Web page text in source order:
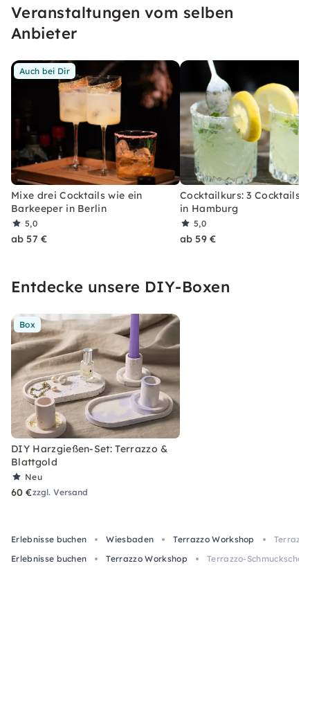
erleben, welches Du so schnell nicht vergessen
wirst.
Veranstaltungen vom selben
Anbieter
Auch bei Dir
Mixe drei Cocktails wie ein
Barkeeper in Berlin
5,0
ab 57 €
Cocktailkurs: 3 Cocktails
in Hamburg
5,0
ab 59 €
Entdecke unsere DIY-Boxen
Box
DIY Harzgießen-Set: Terrazzo &
Blattgold
Neu
60 €zzgl. Versand
Erlebnisse buchen Wiesbaden Terrazzo Workshop
Erlebnisse buchen
Terrazzo Workshop Terrazzo-